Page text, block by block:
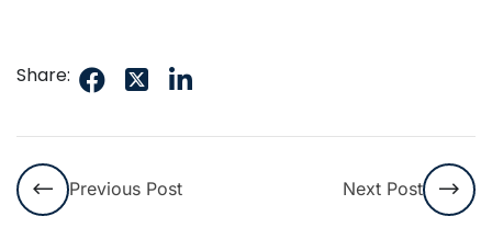
Share:
Previous Post Next Post